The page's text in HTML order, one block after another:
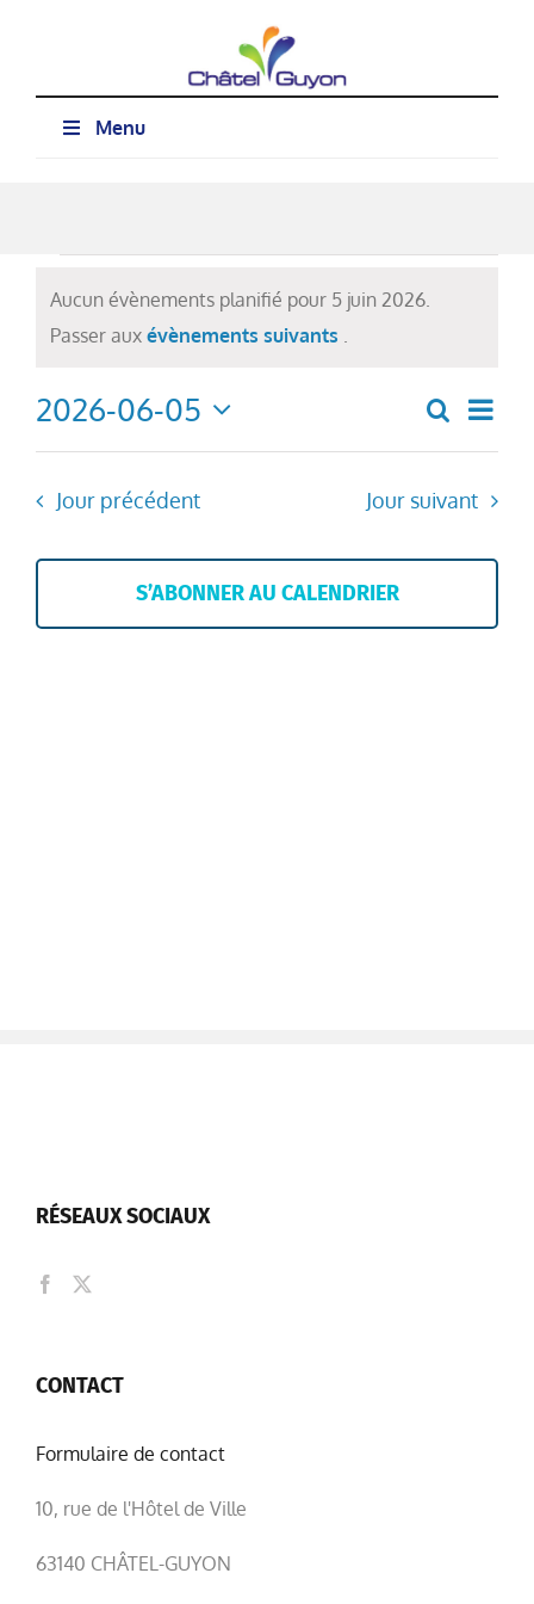
Menu
for
juin
2026
Notice
Aucun évènements planifié pour 5 juin 2026.
Passer aux évènements suivants .
de
Jour
2026-06-05
Sélectionnez
date.
Jour précédent Jour suivant
S’ABONNER AU CALENDRIER
RÉSEAUX SOCIAUX
CONTACT
Formulaire de contact
10, rue de l'Hôtel de Ville
63140 CHÂTEL-GUYON